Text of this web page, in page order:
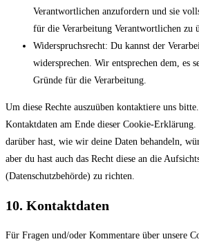
Verantwortlichen anzufordern und sie
für die Verarbeitung Verantwortlichen zu
Widerspruchsrecht: Du kannst der
widersprechen. Wir entsprechen dem, es
Gründe für die Verarbeitung.
Um diese Rechte auszuüben kontaktiere uns
Kontaktdaten am Ende dieser Cookie-Erklärung.
darüber hast, wie wir deine Daten behandeln,
aber du hast auch das Recht diese an die
(Datenschutzbehörde) zu richten.
10. Kontaktdaten
Für Fragen und/oder Kommentare über unsere